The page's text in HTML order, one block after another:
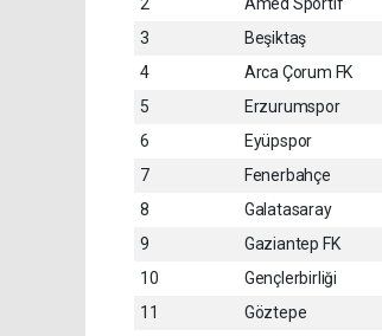
3
Beşiktaş
4
Arca Çorum FK
5
Erzurumspor
6
Eyüpspor
7
Fenerbahçe
8
Galatasaray
9
Gaziantep FK
10
Gençlerbirliği
11
Göztepe